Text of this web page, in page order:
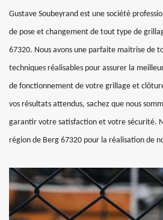
Gustave Soubeyrand est une société
de pose et changement de tout type de
67320. Nous avons une parfaite maitrise de
techniques réalisables pour assurer la
de fonctionnement de votre grillage et
vos résultats attendus, sachez que nous
garantir votre satisfaction et votre sécurité.
région de Berg 67320 pour la réalisation de